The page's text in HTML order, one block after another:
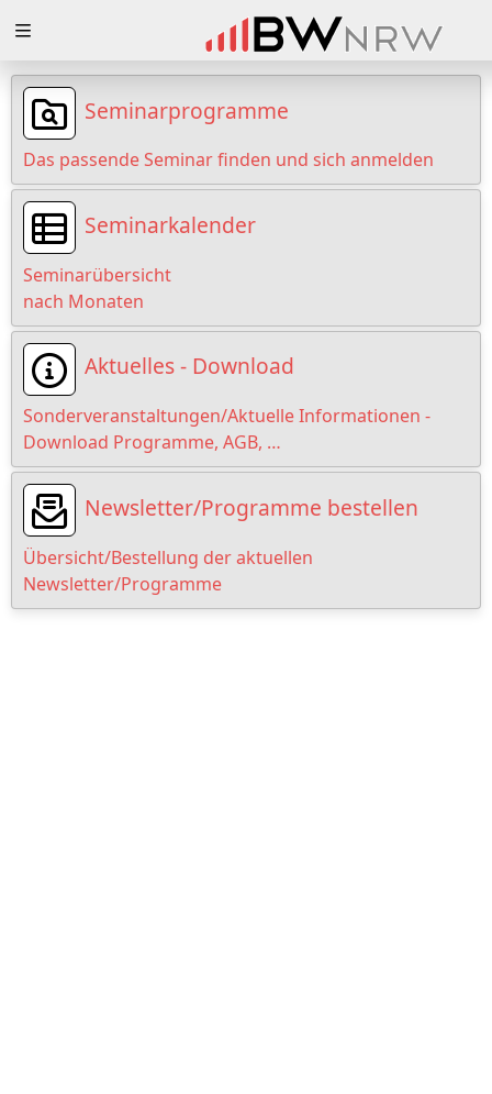
Loading
Loading
Loading
Loading
Loading
Loading
Seminarprogramme
Das passende Seminar finden und sich anmelden
Seminarkalender
Seminarübersicht
nach Monaten
Aktuelles - Download
Sonderveranstaltungen/Aktuelle Informationen -
Download Programme, AGB, …
Newsletter/Programme bestellen
Übersicht/Bestellung der aktuellen
Newsletter/Programme